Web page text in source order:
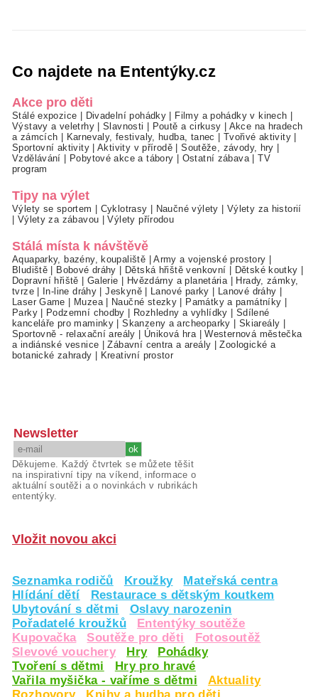
Co najdete na Ententýky.cz
Akce pro děti
Stálé expozice Divadelní pohádky Filmy a pohádky v kinech
Výstavy a veletrhy|Slavnosti Poutě a cirkusy
Akce na hradech
a zámcích
Karnevaly, festivaly, hudba, tanec Tvořivé aktivity
Sportovní aktivity|Aktivity v přírodě |Soutěže, závody, hry
Vzdělávání
Pobytové akce a tábory Ostatní zábava |TV
program
Tipy na výlet
Výlety se sportem Cyklotrasy Naučné výlety
Výlety za historií
Výlety za zábavou |Výlety přírodou
Stálá místa k návštěvě
Aquaparky, bazény, koupaliště |Army a vojenské prostory
Bludiště
Bobové dráhy Dětská hřiště venkovní Dětské koutky
Dopravní hřiště
Galerie Hvězdárny a planetária
Hrady, zámky,
tvrze| In-line dráhy |Jeskyně| Lanové parky Lanové dráhy
Laser Game
Muzea| Naučné stezky Památky a památníky
Parky| Podzemní chodby Rozhledny a vyhlídky
Sdílené
kanceláře pro maminky |Skanzeny a archeoparky Skiareály
Sportovně - relaxační areály
Úniková hra |Westernová městečka
a indiánské vesnice |Zábavní centra a areály |Zoologické a
botanické zahrady
Kreativní prostor
Newsletter
Děkujeme. Každý čtvrtek se můžete těšit
na inspirativní tipy na víkend, informace o
aktuální soutěži a o novinkách v rubrikách
ententýky.
Vložit novou akci
Seznamka rodičů Kroužky
Mateřská centra
Hlídání dětí
Restaurace s dětským koutkem
Ubytování s dětmi
Oslavy narozenin
Pořadatelé kroužků
Ententýky soutěže
Kupovačka
Soutěže pro děti
Fotosoutěž
Slevové vouchery
Hry
Pohádky
Tvoření s dětmi
Hry pro hravé
Vařila myšička - vaříme s dětmi
Aktuality